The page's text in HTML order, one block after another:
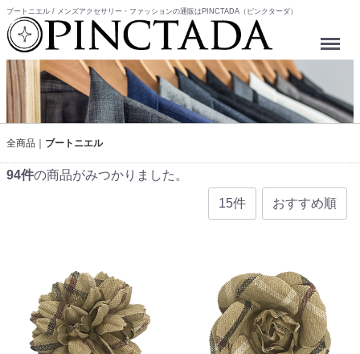
ブートニエル / メンズアクセサリー・ファッションの通販はPINCTADA（ピンクターダ）
Menu
全商品 ブートニエル
94件の商品がみつかりました。